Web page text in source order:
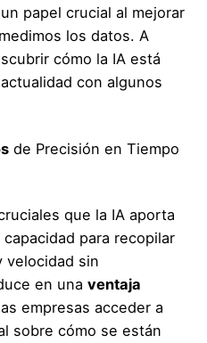
papel crucial al mejorar
los datos. A
cómo la IA está
con algunos
de Precisión en Tiempo
que la IA aporta
para recopilar
velocidad sin
en una ventaja
empresas acceder a
sobre cómo se están